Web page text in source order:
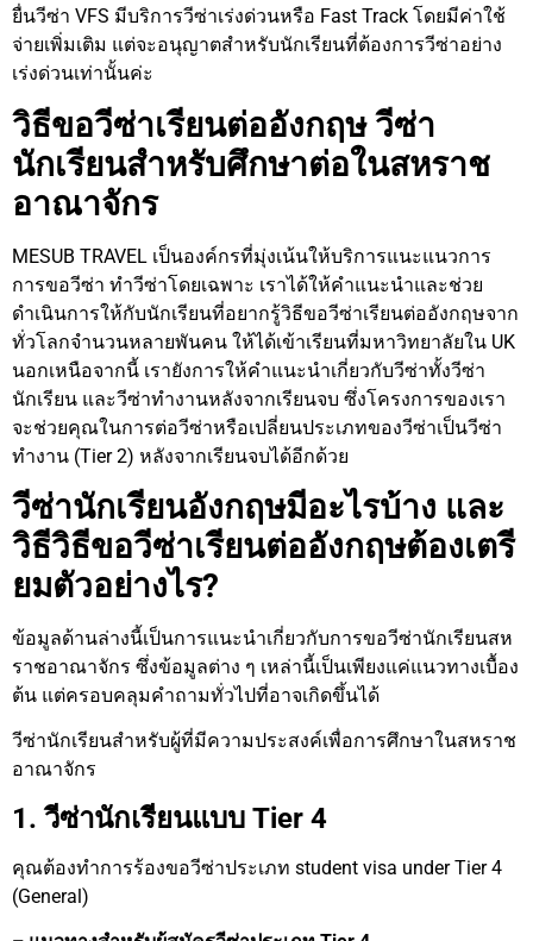
ยื่นวีซ่า VFS มีบริการวีซ่าเร่งด่วนหรือ Fast Track โดยมีค่าใช้
จ่ายเพิ่มเติม แต่จะอนุญาตสำหรับนักเรียนที่ต้องการวีซ่าอย่าง
เร่งด่วนเท่านั้นค่ะ
วิธีขอวีซ่าเรียนต่ออังกฤษ วีซ่า
นักเรียนสำหรับศึกษาต่อในสหราช
อาณาจักร
MESUB TRAVEL เป็นองค์กรที่มุ่งเน้นให้บริการแนะแนวการ
การขอวีซ่า ทำวีซ่าโดยเฉพาะ เราได้ให้คำแนะนำและช่วย
ดำเนินการให้กับนักเรียนที่อยากรู้วิธีขอวีซ่าเรียนต่ออังกฤษจาก
ทั่วโลกจำนวนหลายพันคน ให้ได้เข้าเรียนที่มหาวิทยาลัยใน UK
นอกเหนือจากนี้ เรายังการให้คำแนะนำเกี่ยวกับวีซ่าทั้งวีซ่า
นักเรียน และวีซ่าทำงานหลังจากเรียนจบ ซึ่งโครงการของเรา
จะช่วยคุณในการต่อวีซ่าหรือเปลี่ยนประเภทของวีซ่าเป็นวีซ่า
ทำงาน (Tier 2) หลังจากเรียนจบได้อีกด้วย
วีซ่านักเรียนอังกฤษมีอะไรบ้าง และ
วิธีวิธีขอวีซ่าเรียนต่ออังกฤษต้องเตรี
ยมตัวอย่างไร?
ข้อมูลด้านล่างนี้เป็นการแนะนำเกี่ยวกับการขอวีซ่านักเรียนสห
ราชอาณาจักร ซึ่งข้อมูลต่าง ๆ เหล่านี้เป็นเพียงแค่แนวทางเบื้อง
ต้น แต่ครอบคลุมคำถามทั่วไปที่อาจเกิดขึ้นได้
วีซ่านักเรียนสำหรับผู้ที่มีความประสงค์เพื่อการศึกษาในสหราช
อาณาจักร
1. วีซ่านักเรียนแบบ Tier 4
คุณต้องทำการร้องขอวีซ่าประเภท student visa under Tier 4
(General)